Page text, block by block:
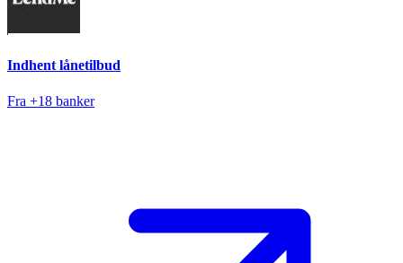
Indhent lånetilbud
Fra +18 banker